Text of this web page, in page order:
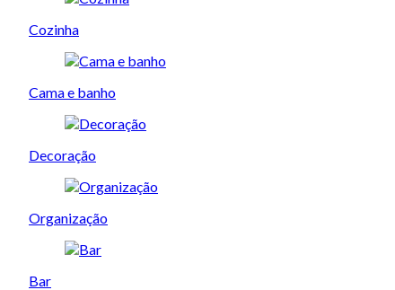
Cozinha
Cama e banho
Decoração
Organização
Bar